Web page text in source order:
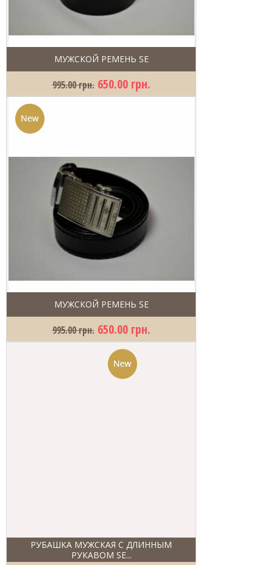
МУЖСКОЙ РЕМЕНЬ SE
995.00 грн. 650.00 грн.
МУЖСКОЙ РЕМЕНЬ SE
995.00 грн. 650.00 грн.
РУБАШКА МУЖСКАЯ С ДЛИННЫМ
РУКАВОМ SE...